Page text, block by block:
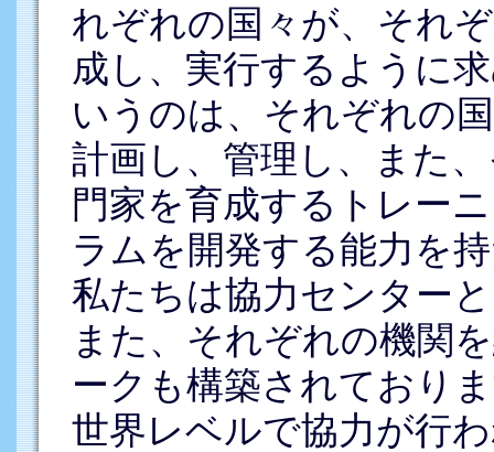
れぞれの国々が、それ
成し、実行するように
いうのは、それぞれの
計画し、管理し、また
門家を育成するトレー
ラムを開発する能力を
私たちは協力センター
また、それぞれの機関
ークも構築されており
世界レベルで協力が行